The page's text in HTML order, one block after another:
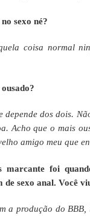
sexo né?
coisa normal
dos dois.
Acho que o mais
amigo meu que
marcante foi
de sexo anal. Você
a produção do